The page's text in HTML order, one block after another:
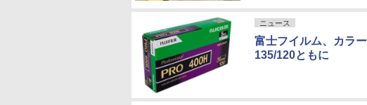
ニュース
富士フイルム、カラ
135/120ともに